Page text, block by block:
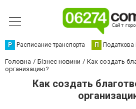
Р Расписание транспорта П Податкова
Головна Бізнес новини
Как создать
организацию?
Как создать